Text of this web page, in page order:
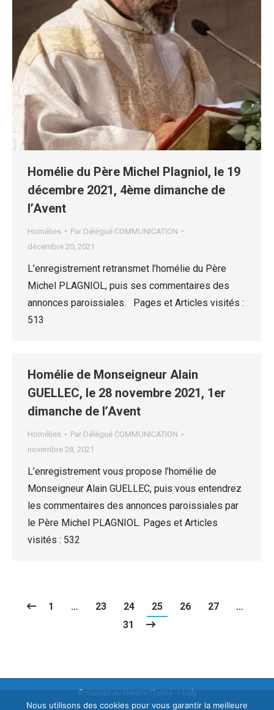
Homélie du Père Michel Plagniol, le 19
décembre 2021, 4ème dimanche de
l’Avent
Homélies Par Délégué COMMUNICATION
décembre 20, 2021
L’enregistrement retransmet l’homélie du Père
Michel PLAGNIOL, puis ses commentaires des
annonces paroissiales. Pages et Articles visités :
513
Homélie de Monseigneur Alain
GUELLEC, le 28 novembre 2021, 1er
dimanche de l’Avent
Homélies Par Délégué COMMUNICATION
novembre 28, 2021
L’enregistrement vous propose l’homélie de
Monseigneur Alain GUELLEC, puis vous entendrez
les commentaires des annonces paroissiales par
le Père Michel PLAGNIOL. Pages et Articles
visités : 532
1 … 23 24 25 26 27
…
31
© manao.eu Dream-Theme — truly
Nous utilisons des cookies pour vous garantir la meilleure